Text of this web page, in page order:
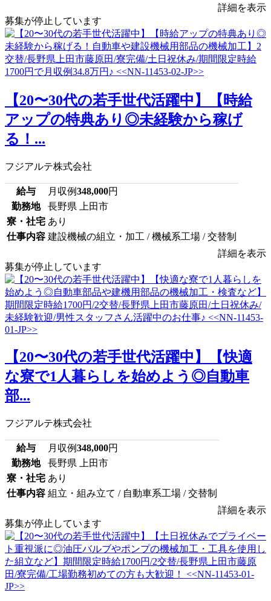
詳細を表示
募集が停止しています
【20〜30代の若手世代活躍中】【時給
アップの特典あり◎未経験から稼げ
る！...
フジアルテ株式会社
給与 月収例348,000円
勤務地
長野県 上田市
寮・社宅 あり
仕事内容 建設機械の組立・加工 / 機械系工場 / 交替制
詳細を表示
募集が停止しています
【20〜30代の若手世代活躍中】【快適
な寮で1人暮らしを始めよう◎自動車
部...
フジアルテ株式会社
給与 月収例348,000円
勤務地
長野県 上田市
寮・社宅 あり
仕事内容 組立・組み立て / 自動車系工場 / 交替制
詳細を表示
募集が停止しています